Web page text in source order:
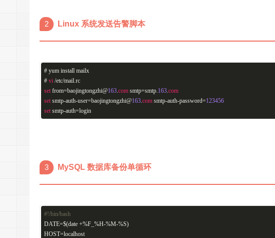
2 Linux 系统发送告警脚本
# yum install mailx
# vi/etc/mail.rc
setfrom=baojingtongzhi@163.comsmtp=smtp.163.com
setsmtp-auth-user=baojingtongzhi@163.comsmtp-auth-password=123456
setsmtp-auth=login
3 MySQL 数据库备份单循环
#!/bin/bash
DATE=$(date +%F_%H-%M-%S)
HOST=localhost